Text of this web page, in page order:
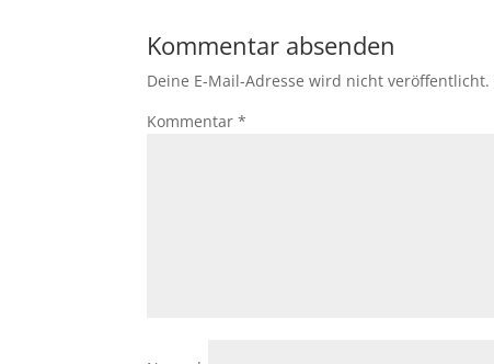
Kommentar absenden
Deine E-Mail-Adresse wird nicht veröffentlicht.
Kommentar*